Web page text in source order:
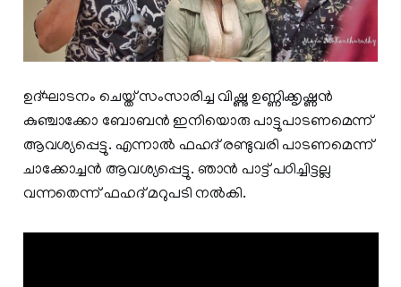
ഉദ്ഘാടനം ചെയ്ത് സംസാരിച്ച വിഷ്ണു ഉണ്ണിക്കൃഷ്ണൻ
കുഞ്ചാക്കോ ബോബൻ ഇനിയൊരു പാട്ടുപാടണമെന്ന്
ആവശ്യപ്പെട്ടു. എന്നാൽ ഫഹദ് രണ്ടുവരി പാടണമെന്ന്
ചാക്കോച്ചൻ ആവശ്യപ്പെട്ടു. ഞാൻ പാട്ട് പഠിച്ചിട്ടല്ല
വന്നതെന്ന് ഫഹദ് മറുപടി നൽകി.